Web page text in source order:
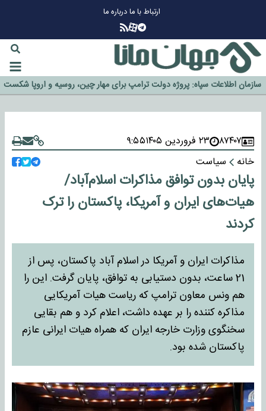
ارتباط با مادرباره ما
گزینه جدایی اوسمار روی میز مدیران پرسپولیس
آیا رئیس جمهور آمریکا قانون را دور می‌زند؟
اخراج رسمی چهره نامدار از پرسپولیس
سازمان اطلاعات سپاه: پروژه دولت ترامپ برای مهار چین، روسیه و اروپا شکست
خورد
۸۷۴۰۷ ۲۳ فروردین ۱۴۰۵
۹:۵۵
خانه
سیاست
پایان بدون توافق مذاکرات اسلام‌آباد/
هیات‌های ایران و آمریکا، پاکستان را ترک
کردند
مذاکرات ایران و آمریکا در اسلام آباد پاکستان، پس از
21 ساعت، بدون دستیابی به توافق، پایان گرفت. این را
هم ونس معاون ترامپ که ریاست هیات آمریکایی
مذاکره کننده را بر عهده داشت، اعلام کرد و هم بقایی
سخنگوی وزارت خارجه ایران که همراه هیات ایرانی عازم
پاکستان شده بود.